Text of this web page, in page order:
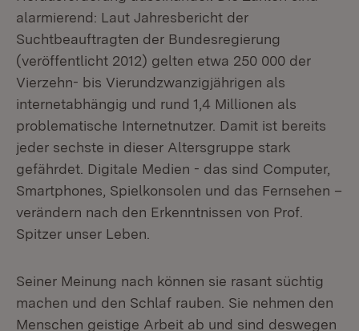
alarmierend: Laut Jahresbericht der
Suchtbeauftragten der Bundesregierung
(veröffentlicht 2012) gelten etwa 250 000 der
Vierzehn- bis Vierundzwanzigjährigen als
internetabhängig und rund 1,4 Millionen als
problematische Internetnutzer. Damit ist bereits
jeder sechste in dieser Altersgruppe stark
gefährdet. Digitale Medien - das sind Computer,
Smartphones, Spielkonsolen und das Fernsehen –
verändern nach den Erkenntnissen von Prof.
Spitzer unser Leben.
Seiner Meinung nach können sie rasant süchtig
machen und den Schlaf rauben. Sie nehmen den
Menschen geistige Arbeit ab und sind deswegen